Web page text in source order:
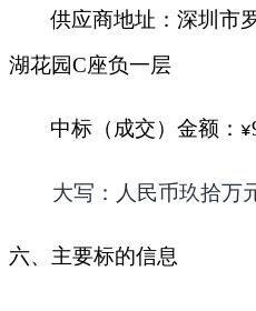
供应商地址：深圳市
湖花园C座负一层
中标（成交）金额： ¥
大写：人民币玖拾万
六、主要标的信息